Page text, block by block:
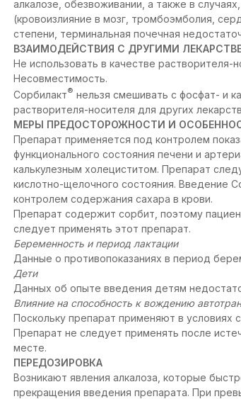
алкалозе, обезвоживании, а также в
(кровоизлияние в мозг, тромбоэмболия,
степени, терминальная почечная
ВЗАИМОДЕЙСТВИЯ С ДРУГИМИ
Не использовать в качестве растворителя-
Несовместимость.
Сорбилакт® нельзя смешивать с фосфат- и
растворителя-носителя для других
МЕРЫ ПРЕДОСТОРОЖНОСТИ И
Препарат применяется под контролем
функционального состояния печени и
калькулезным холециститом. Препарат
кислотно-щелочного состояния. Введение
контролем содержания сахара в крови.
Препарат содержит сорбит, поэтому
следует применять этот препарат.
Беременность и период лактации
Данные о противопоказаниях в период
Дети
Данных об опыте введения детям
Влияние на способность к вождению
Поскольку препарат применяют в условиях
Препарат не следует применять после
месте.
ПЕРЕДОЗИРОВКА
Возникают явления алкалоза, которые
прекращения введения препарата. При